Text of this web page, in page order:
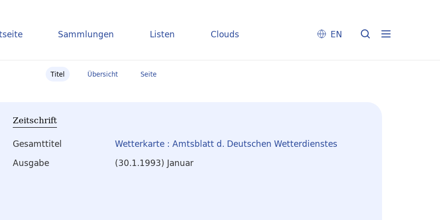
Sammlungen Listen Clouds EN
Titel Übersicht Seite
Zeitschrift
Gesamttitel
Wetterkarte : Amtsblatt d. Deutschen Wetterdienstes
Ausgabe
(30.1.1993) Januar